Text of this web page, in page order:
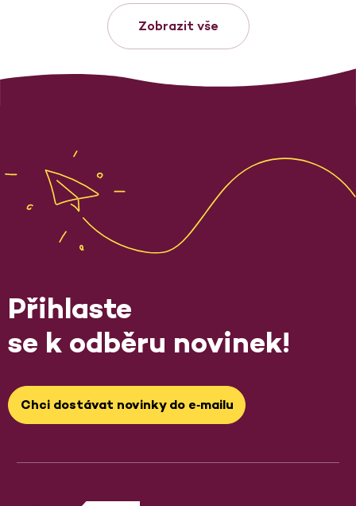
Zobrazit vše
Přihlaste
se k odběru novinek!
Chci dostávat novinky do e‑mailu